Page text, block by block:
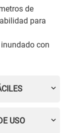
de
para
con
USO